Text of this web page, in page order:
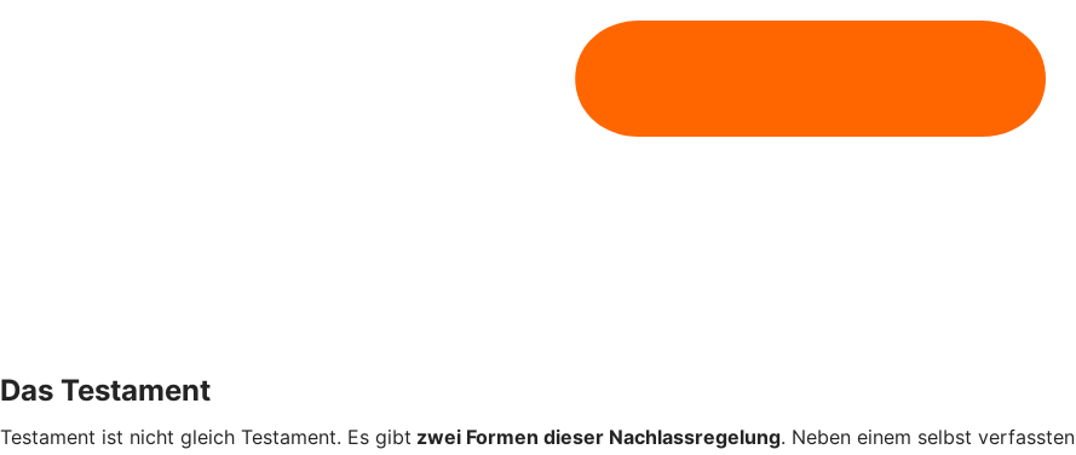
Das Testament
Testament ist nicht gleich Testament. Es gibt zwei Formen dieser Nachlassregelung. Neben einem selbst verfassten